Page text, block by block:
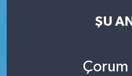
ŞU AN
Çorum
Son Dakika Haberleri